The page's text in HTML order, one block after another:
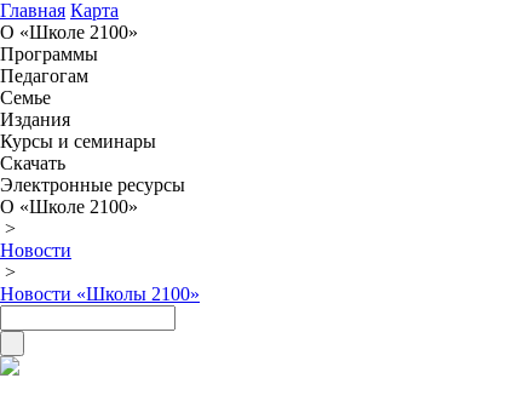
Главная Карта
О «Школе 2100»
Программы
Педагогам
Семье
Издания
Курсы и семинары
Скачать
Электронные ресурсы
О «Школе 2100»
>
Новости
>
Новости «Школы 2100»